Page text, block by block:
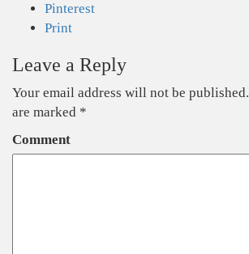
Pinterest
Print
Leave a Reply
Your email address will not be published.
are marked *
Comment